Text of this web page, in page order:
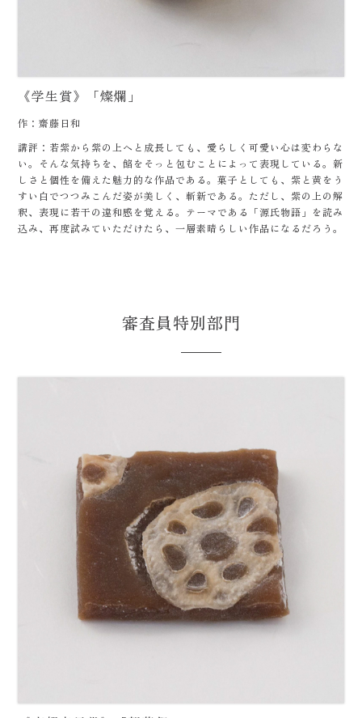
《学生賞》「燦爛」
作：齋藤日和
講評：若紫から紫の上へと成長しても、愛らしく可愛い心は変わらな
い。そんな気持ちを、餡をそっと包むことによって表現している。新
しさと個性を備えた魅力的な作品である。菓子としても、紫と黄をう
すい白でつつみこんだ姿が美しく、斬新である。ただし、紫の上の解
釈、表現に若干の違和感を覚える。テーマである「源氏物語」を読み
込み、再度試みていただけたら、一層素晴らしい作品になるだろう。
審査員特別部門